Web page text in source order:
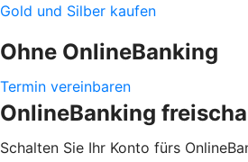
Gold und Silber kaufen
Ohne OnlineBanking
Termin vereinbaren
OnlineBanking
Schalten Sie Ihr Konto fürs